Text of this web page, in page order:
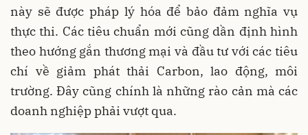
này sẽ được pháp lý hóa để bảo đảm nghĩa vụ
thực thi. Các tiêu chuẩn mới cũng dần định hình
theo hướng gắn thương mại và đầu tư với các tiêu
chí về giảm phát thải Carbon, lao động, môi
trường. Đây cũng chính là những rào cản mà các
doanh nghiệp phải vượt qua.